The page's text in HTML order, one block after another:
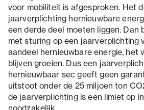
voor mobiliteit is afgesproken. Het
jaarverplichting hernieuwbare
een derde deel moeten liggen.
met sturing op een jaarverplichting
aandeel hernieuwbare energie, het
blijven groeien. Dus een
hernieuwbaar sec geeft geen
uitstoot onder de 25 miljoen ton
de jaarverplichting is een limiet op